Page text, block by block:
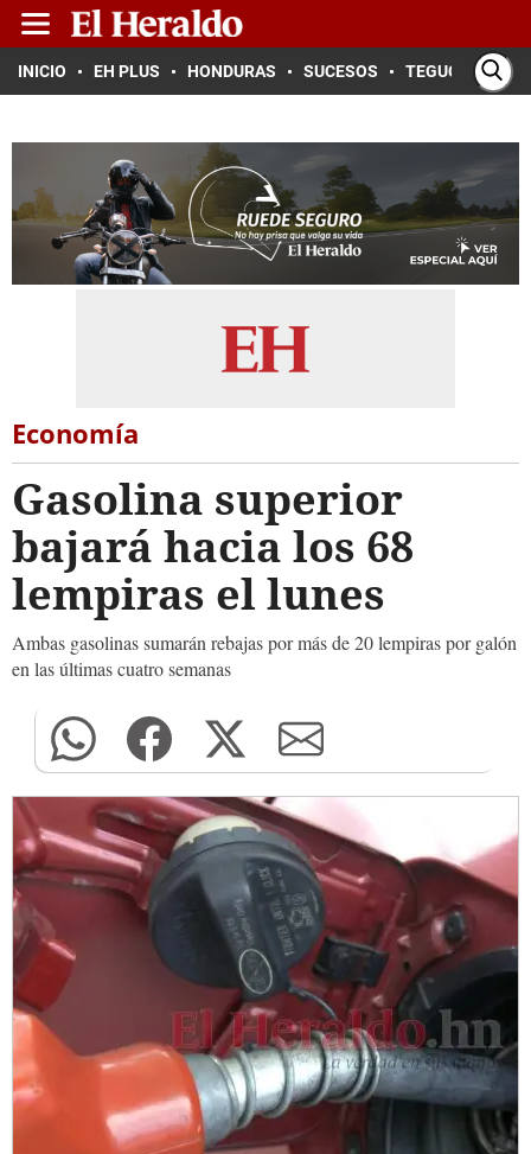
INICIO EH PLUS HONDURAS SUCESOS TEGUCIGALPA
Economía
Gasolina superior
bajará hacia los 68
lempiras el lunes
Ambas gasolinas sumarán rebajas por más de 20 lempiras por galón
en las últimas cuatro semanas